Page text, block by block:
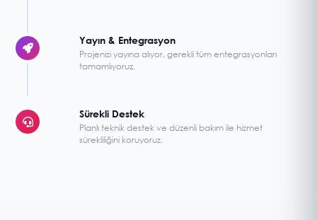
Yayın & Entegrasyon
Projenizi yayına alıyor, gerekli tüm entegrasyonları
tamamlıyoruz.
Sürekli Destek
Planlı teknik destek ve düzenli bakım ile hizmet
sürekliliğini koruyoruz.